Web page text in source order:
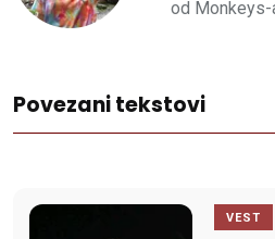
od Monkeys-
Povezani tekstovi
VEST